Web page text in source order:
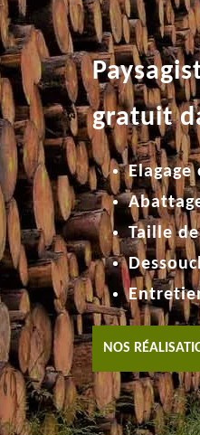
gratuit
Taille
NOS